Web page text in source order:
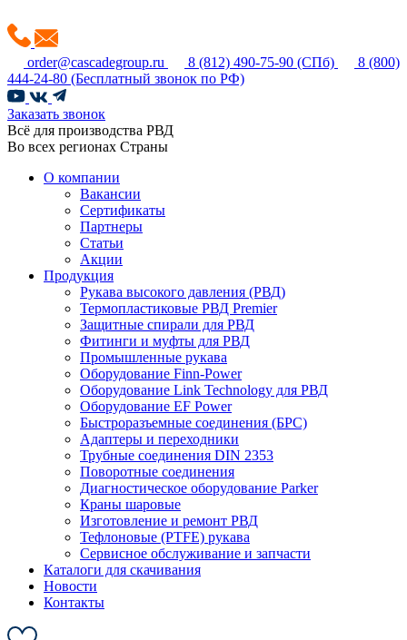
order@cascadegroup.ru 8 (812) 490-75-90 (СПб)
8 (800)
444-24-80 (Бесплатный звонок по РФ)
Заказать звонок
Всё для производства РВД
Во всех регионах Страны
О компании
Вакансии
Сертификаты
Партнеры
Статьи
Акции
Продукция
Рукава высокого давления (РВД)
Термопластиковые РВД Premier
Защитные спирали для РВД
Фитинги и муфты для РВД
Промышленные рукава
Оборудование Finn-Power
Оборудование Link Technology для РВД
Оборудование EF Power
Быстроразъемные соединения (БРС)
Адаптеры и переходники
Трубные соединения DIN 2353
Поворотные соединения
Диагностическое оборудование Parker
Краны шаровые
Изготовление и ремонт РВД
Тефлоновые (PTFE) рукава
Сервисное обслуживание и запчасти
Каталоги для скачивания
Новости
Контакты